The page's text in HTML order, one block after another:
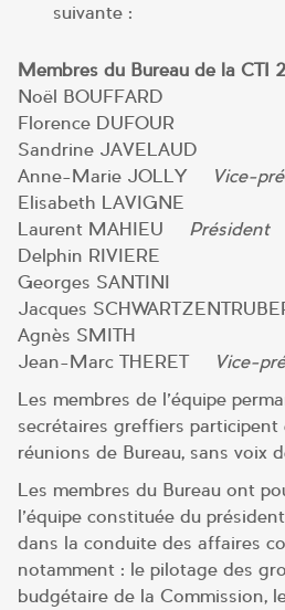
suivante :
Membres du Bureau de la CTI
Noël BOUFFARD
Florence DUFOUR
Sandrine JAVELAUD
Anne-Marie JOLLY –
Vice-
Elisabeth LAVIGNE
Laurent MAHIEU – Président
Delphin RIVIERE
Georges SANTINI
Jacques
Agnès SMITH
Jean-Marc THERET –
Vice-
Les membres de l’équipe
secrétaires greffiers participent
réunions de Bureau, sans voix
Les membres du Bureau ont
l’équipe constituée du
dans la conduite des affaires
notamment : le pilotage des
budgétaire de la Commission,